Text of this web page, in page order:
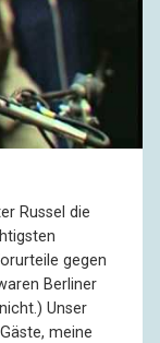
Russel die
gegen
Berliner
Unser
meine